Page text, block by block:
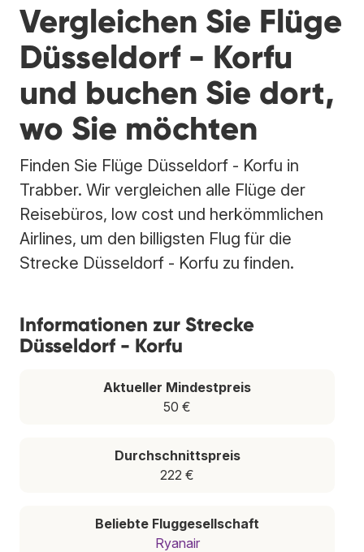
Vergleichen Sie Flüge
Düsseldorf - Korfu
und buchen Sie dort,
wo Sie möchten
Finden Sie Flüge Düsseldorf - Korfu in
Trabber. Wir vergleichen alle Flüge der
Reisebüros, low cost und herkömmlichen
Airlines, um den billigsten Flug für die
Strecke Düsseldorf - Korfu zu finden.
Informationen zur Strecke
Düsseldorf - Korfu
Aktueller Mindestpreis
50 €
Durchschnittspreis
222 €
Beliebte Fluggesellschaft
Ryanair